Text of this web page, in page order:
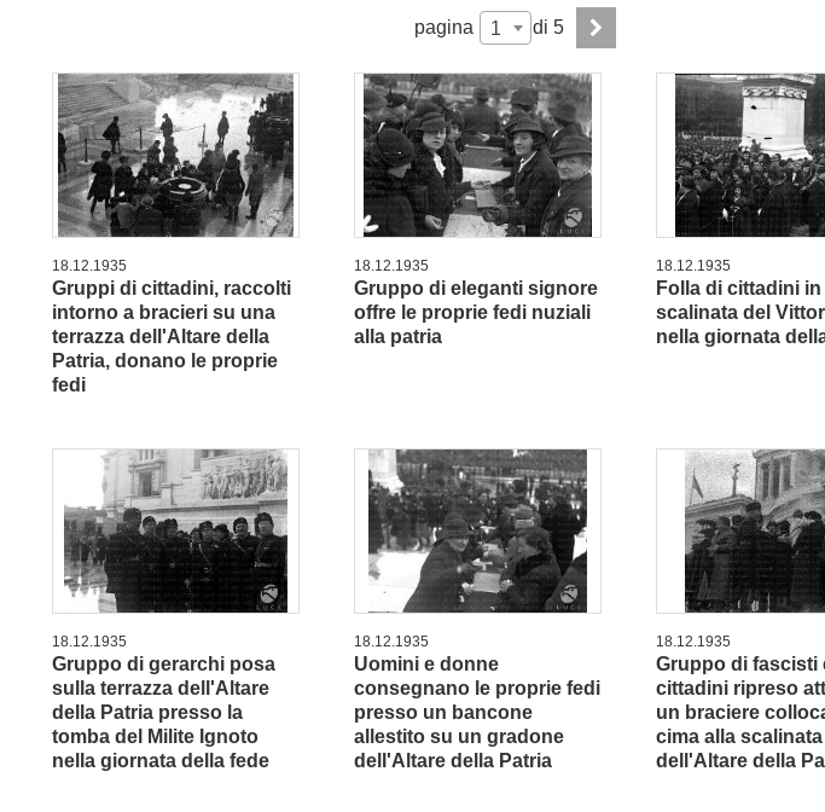
pagina 1 di5
18.12.1935
Gruppi di cittadini, raccolti
intorno a bracieri su una
terrazza dell'Altare della
Patria, donano le proprie
fedi
18.12.1935
Gruppo di eleganti signore
offre le proprie fedi nuziali
alla patria
18.12.1935
Folla di cittadini
scalinata del
nella giornata
18.12.1935
Gruppo di gerarchi posa
sulla terrazza dell'Altare
della Patria presso la
tomba del Milite Ignoto
nella giornata della fede
18.12.1935
Uomini e donne
consegnano le proprie fedi
presso un bancone
allestito su un gradone
dell'Altare della Patria
18.12.1935
Gruppo di fascisti
cittadini ripreso
un braciere
cima alla scalinata
dell'Altare della